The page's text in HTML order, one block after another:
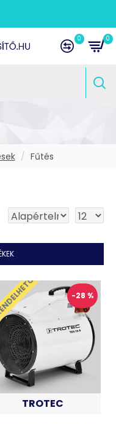
0 0
Fűtés
-28 %
TROTEC